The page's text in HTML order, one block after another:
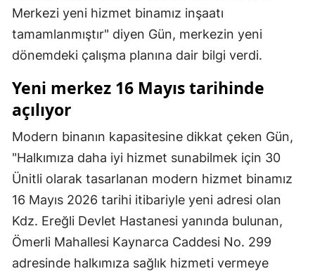
Merkezi yeni hizmet binamız inşaatı
tamamlanmıştır" diyen Gün, merkezin yeni
dönemdeki çalışma planına dair bilgi verdi.
Yeni merkez 16 Mayıs tarihinde
açılıyor
Modern binanın kapasitesine dikkat çeken Gün,
"Halkımıza daha iyi hizmet sunabilmek için 30
Ünitli olarak tasarlanan modern hizmet binamız
16 Mayıs 2026 tarihi itibariyle yeni adresi olan
Kdz. Ereğli Devlet Hastanesi yanında bulunan,
Ömerli Mahallesi Kaynarca Caddesi No. 299
adresinde halkımıza sağlık hizmeti vermeye